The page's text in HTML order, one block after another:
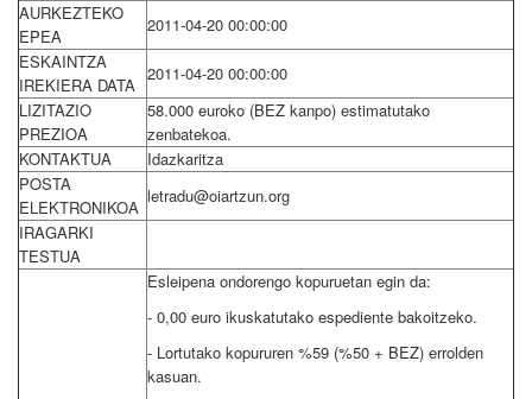
AURKEZTEKO
EPEA
2011-04-20 00:00:00
ESKAINTZA
IREKIERA DATA
2011-04-20 00:00:00
LIZITAZIO
PREZIOA
58.000 euroko (BEZ kanpo) estimatutako
zenbatekoa.
KONTAKTUA
Idazkaritza
POSTA
ELEKTRONIKOA
letradu@oiartzun.org
IRAGARKI
TESTUA
Esleipena ondorengo kopuruetan egin da:
- 0,00 euro ikuskatutako espediente bakoitzeko.
- Lortutako kopururen %59 (%50 + BEZ) errolden
kasuan.